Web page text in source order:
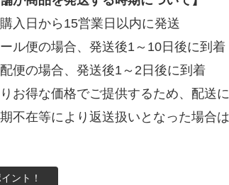
入日から15営業日以内に発送
ル便の場合、発送後1～10日後に到着
便の場合、発送後1～2日後に到着
お得な価格でご提供するため、配送
不在等により返送扱いとなった場合